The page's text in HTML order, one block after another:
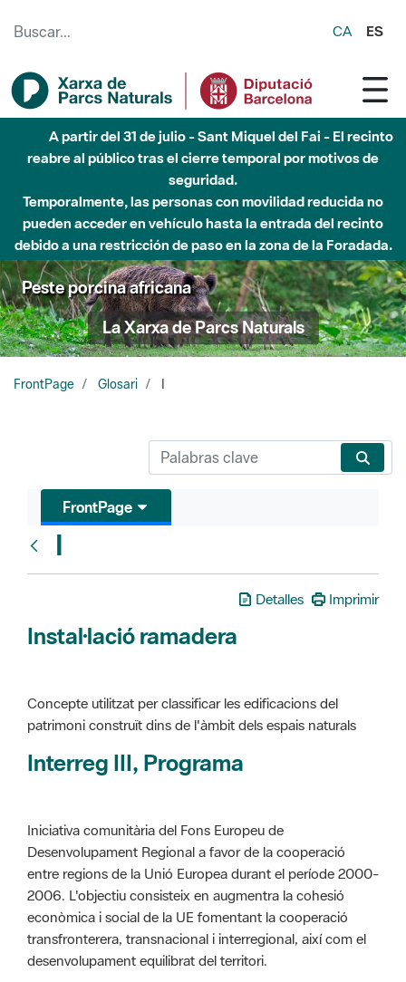
CA ES
A partir del 31 de julio - Sant Miquel del Fai - El recinto
reabre al público tras el cierre temporal por motivos de
seguridad.
Temporalmente, las personas con movilidad reducida no
pueden acceder en vehículo hasta la entrada del recinto
debido a una restricción de paso en la zona de la Foradada.
Peste porcina africana
La Xarxa de Parcs Naturals
FrontPage Glosari
FrontPage
I
Detalles Imprimir
Instal·lació ramadera
Concepte utilitzat per classificar les edificacions del
patrimoni construït dins de l'àmbit dels espais naturals
Interreg III, Programa
Iniciativa comunitària del Fons Europeu de
Desenvolupament Regional a favor de la cooperació
entre regions de la Unió Europea durant el període 2000-
2006. L'objectiu consisteix en augmentra la cohesió
econòmica i social de la UE fomentant la cooperació
transfronterera, transnacional i interregional, així com el
desenvolupament equilibrat del territori.